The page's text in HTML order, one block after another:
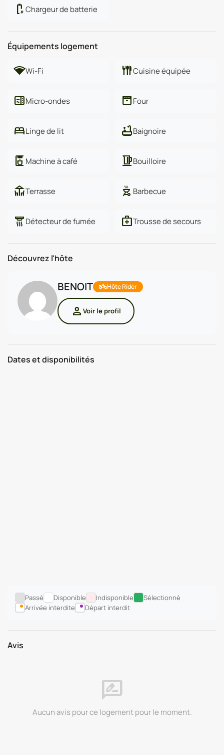
battery_charging_fullChargeur de batterie
Équipements logement
network_wifiWi-Fi flatwareCuisine équipée
microwaveMicro-ondes ovenFour
bedLinge de lit bathtubBaignoire
coffee_maker Machine à café kettleBouilloire
deckTerrasse outdoor_grill Barbecue
detector_smokeDétecteur de fumée medical_servicesTrousse de secours
Découvrez l'hôte
BENOIT two_wheelerHôte Rider
person Voir le profil
Dates et disponibilités
Passé Disponible Indisponible
Sélectionné
Arrivée interdite
Départ interdit
Avis
rate_review
Aucun avis pour ce logement pour le moment.